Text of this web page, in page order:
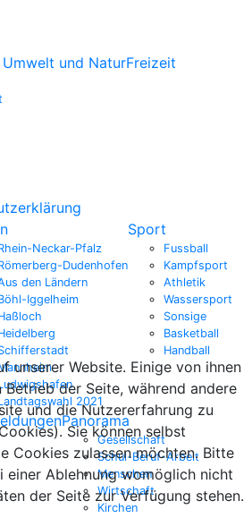
Umwelt und NaturFreizeit
Neckar-Pfalz
Dudenhofen
den Ländern
Iggelheim
2021
Sport
Fussball
Kampfsport
Athletik
Wassersport
Sonsige
Basketball
Handball
Panorama
Gesellschaft
Schul-Beruf-Arbeit
Menschen
Wirtschaft
Kirchen
unserer Website. Einige von ihnen
der Seite, während andere
und die Nutzererfahrung zu
Sie können selbst
Cookies zulassen möchten. Bitte
einer Ablehnung womöglich nicht
der Seite zur Verfügung stehen.